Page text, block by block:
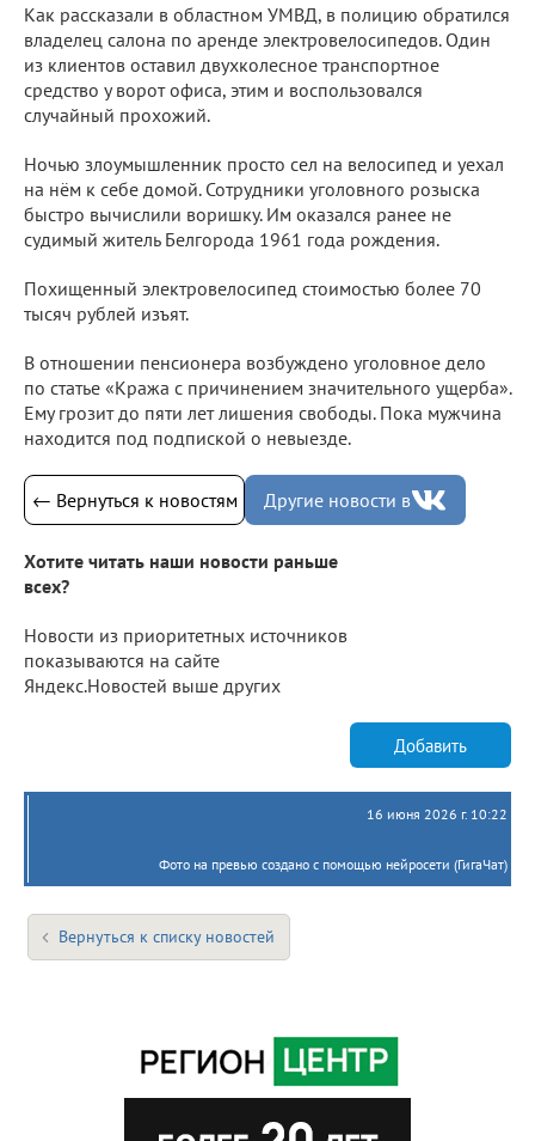
Как рассказали в областном УМВД, в полицию обратился
владелец салона по аренде электровелосипедов. Один
из клиентов оставил двухколесное транспортное
средство у ворот офиса, этим и воспользовался
случайный прохожий.
Ночью злоумышленник просто сел на велосипед и уехал
на нём к себе домой. Сотрудники уголовного розыска
быстро вычислили воришку. Им оказался ранее не
судимый житель Белгорода 1961 года рождения.
Похищенный электровелосипед стоимостью более 70
тысяч рублей изъят.
В отношении пенсионера возбуждено уголовное дело
по статье «Кража с причинением значительного ущерба».
Ему грозит до пяти лет лишения свободы. Пока мужчина
находится под подпиской о невыезде.
← Вернуться к новостям Другие новости в
Хотите читать наши новости раньше
всех?
Новости из приоритетных источников
показываются на сайте
Яндекс.Новостей выше других
Добавить
16 июня 2026 г. 10:22
Фото на превью создано с помощью нейросети (ГигаЧат)
Вернуться к списку новостей